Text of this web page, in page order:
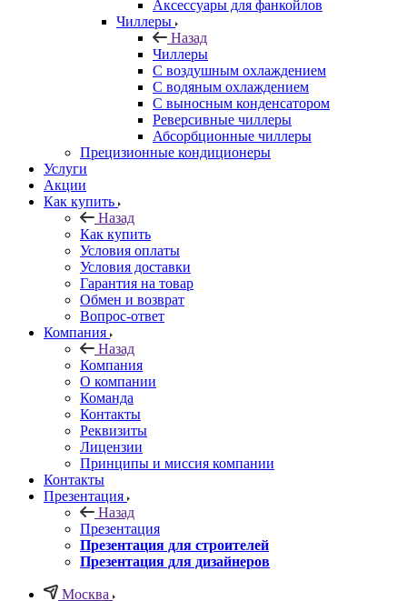
Аксессуары для фанкойлов
Чиллеры
Назад
Чиллеры
С воздушным охлаждением
С водяным охлаждением
С выносным конденсатором
Реверсивные чиллеры
Абсорбционные чиллеры
Прецизионные кондиционеры
Услуги
Акции
Как купить
Назад
Как купить
Условия оплаты
Условия доставки
Гарантия на товар
Обмен и возврат
Вопрос-ответ
Компания
Назад
Компания
О компании
Команда
Контакты
Реквизиты
Лицензии
Принципы и миссия компании
Контакты
Презентация
Назад
Презентация
Презентация для строителей
Презентация для дизайнеров
Москва